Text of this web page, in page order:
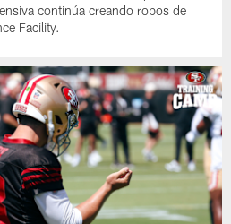
continúa creando robos de
Facility.